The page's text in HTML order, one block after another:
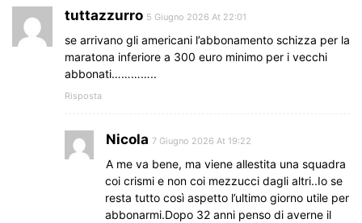
tuttazzurro 5 Giugno 2026 At 22:01
se arrivano gli americani l’abbonamento schizza per la
maratona inferiore a 300 euro minimo per i vecchi
abbonati…………..
Risposta
Nicola 7 Giugno 2026 At 19:22
A me va bene, ma viene allestita una squadra
coi crismi e non coi mezzucci dagli altri..Io se
resta tutto così aspetto l’ultimo giorno utile per
abbonarmi.Dopo 32 anni penso di averne il